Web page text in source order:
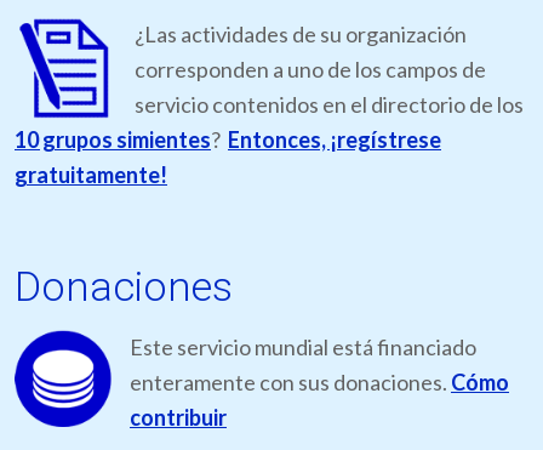
¿Las actividades de su organización
corresponden a uno de los campos de
servicio contenidos en el directorio de los
10 grupos simientes? Entonces, ¡regístrese
gratuitamente!
Donaciones
Este servicio mundial está financiado
enteramente con sus donaciones. Cómo
contribuir